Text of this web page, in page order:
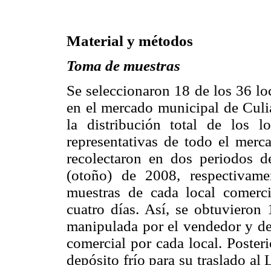
Material y métodos
Toma de muestras
Se seleccionaron 18 de los 36
en el mercado municipal de
la distribución total de los
representativas de todo el
recolectaron en dos periodos
(otoño) de 2008,
muestras de cada local
cuatro días. Así, se obtuvieron
manipulada por el vendedor y
comercial por cada local.
depósito frío para su traslado